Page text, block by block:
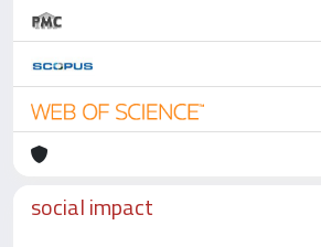
social impact